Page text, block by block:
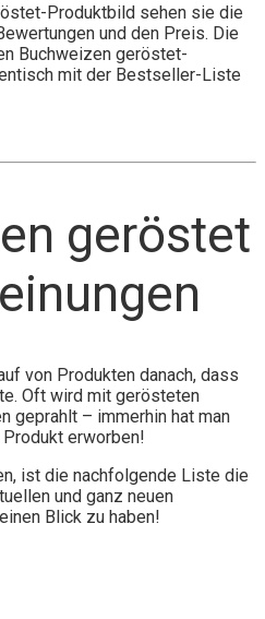
Produktbild sehen sie die
und den Preis. Die
Buchweizen geröstet-
mit der Bestseller-Liste
geröstet
von Produkten danach, dass
Oft wird mit gerösteten
geprahlt – immerhin hat man
erworben!
ist die nachfolgende Liste die
und ganz neuen
Blick zu haben!